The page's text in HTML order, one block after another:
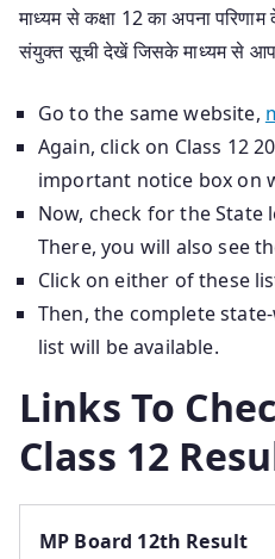
माध्यम से कक्षा 12 का अपना
संयुक्त सूची देखें जिसके माध्यम से
Go to the same website,
Again, click on Class 12
important notice box on
Now, check for the State
There, you will also see
Click on either of these
Then, the complete
list will be available.
Links To
Class 12
MP Board 12th Result